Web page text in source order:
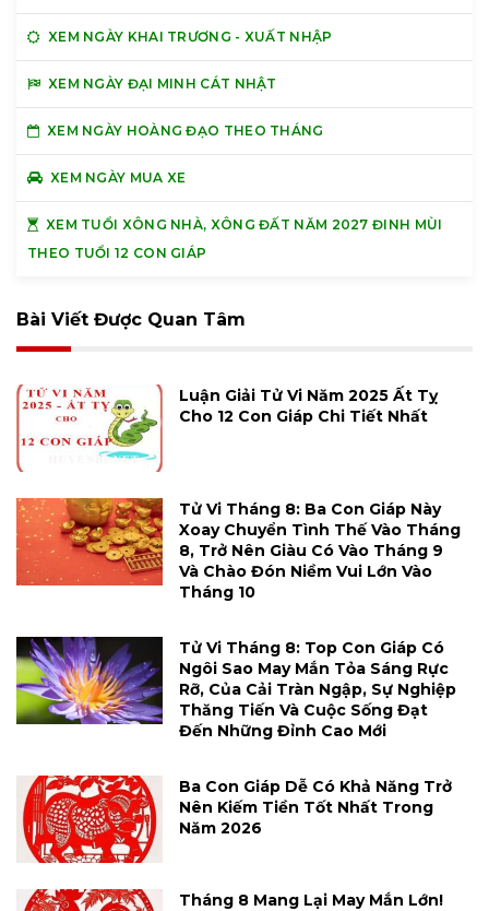
XEM NGÀY KHAI TRƯƠNG - XUẤT NHẬP
XEM NGÀY ĐẠI MINH CÁT NHẬT
XEM NGÀY HOÀNG ĐẠO THEO THÁNG
XEM NGÀY MUA XE
XEM TUỔI XÔNG NHÀ, XÔNG ĐẤT NĂM 2027 ĐINH MÙI
THEO TUỔI 12 CON GIÁP
Bài Viết Được Quan Tâm
Luận Giải Tử Vi Năm 2025 Ất Tỵ
Cho 12 Con Giáp Chi Tiết Nhất
Tử Vi Tháng 8: Ba Con Giáp Này
Xoay Chuyển Tình Thế Vào Tháng
8, Trở Nên Giàu Có Vào Tháng 9
Và Chào Đón Niềm Vui Lớn Vào
Tháng 10
Tử Vi Tháng 8: Top Con Giáp Có
Ngôi Sao May Mắn Tỏa Sáng Rực
Rỡ, Của Cải Tràn Ngập, Sự Nghiệp
Thăng Tiến Và Cuộc Sống Đạt
Đến Những Đỉnh Cao Mới
Ba Con Giáp Dễ Có Khả Năng Trở
Nên Kiếm Tiền Tốt Nhất Trong
Năm 2026
Tháng 8 Mang Lại May Mắn Lớn!